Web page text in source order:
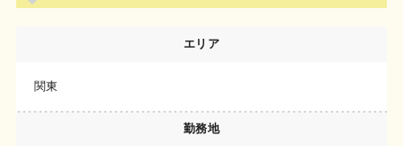
エリア
関東
勤務地